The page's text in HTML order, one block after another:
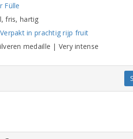
Fülle
fris, hartig
in prachtig rijp fruit
medaille | Very intense